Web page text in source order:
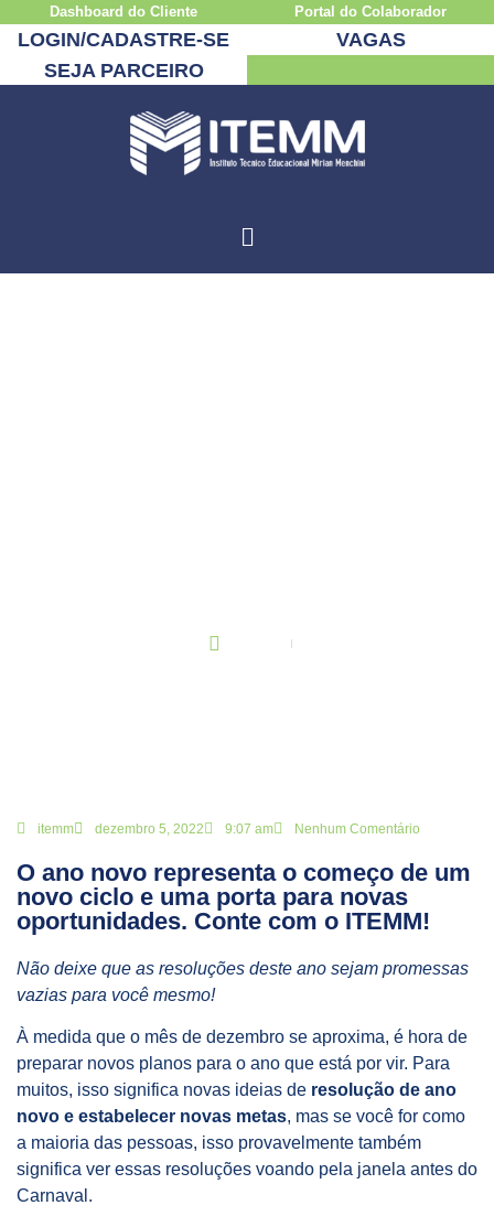
Dashboard do Cliente Portal do Colaborador
LOGIN/CADASTRE-SE
VAGAS
SEJA PARCEIRO
Principal
itemm dezembro 5, 2022 9:07 am Nenhum Comentário
O ano novo representa o começo de um
novo ciclo e uma porta para novas
oportunidades. Conte com o ITEMM!
Não deixe que as resoluções deste ano sejam promessas
vazias para você mesmo!
À medida que o mês de dezembro se aproxima, é hora de
preparar novos planos para o ano que está por vir. Para
muitos, isso significa novas ideias de resolução de ano
novo e estabelecer novas metas, mas se você for como
a maioria das pessoas, isso provavelmente também
significa ver essas resoluções voando pela janela antes do
Carnaval.